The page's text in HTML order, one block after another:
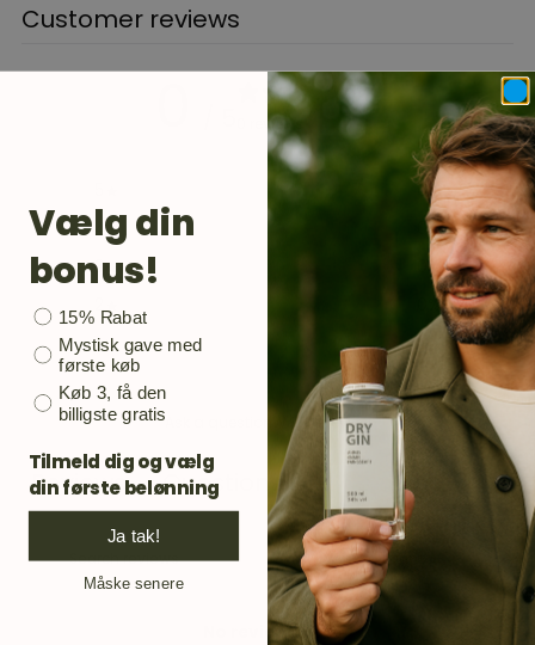
Customer reviews
0 reviews
0%
4
0%
3
%
2
%
1
0
Ask a question Write a review
Reviews 0 Questions 0
No reviews yet
Vælg din
bonus!
Bonusgave
15% Rabat
Mystisk gave med
første køb
Køb 3, få den
billigste gratis
Tilmeld dig og vælg
din første belønning
Ja tak!
Måske senere